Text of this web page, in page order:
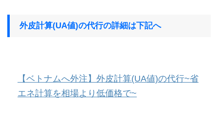
外皮計算(UA値)の代行の詳細は下記へ
【ベトナムへ外注】外皮計算(UA値)の代行~省
エネ計算を相場より低価格で~